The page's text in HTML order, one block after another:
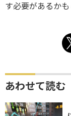
す必要があるかも
あわせて読む